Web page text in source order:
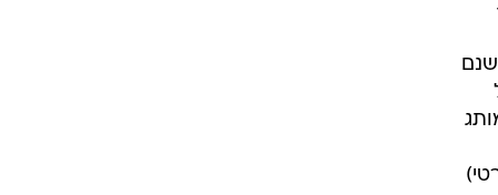
וישנם
המותג